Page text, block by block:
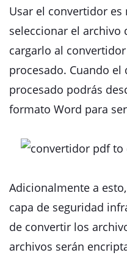
Usar el convertidor
seleccionar el archivo
cargarlo al
procesado. Cuando
procesado podrás
formato Word para
Adicionalmente a
capa de seguridad
de convertir los
archivos serán